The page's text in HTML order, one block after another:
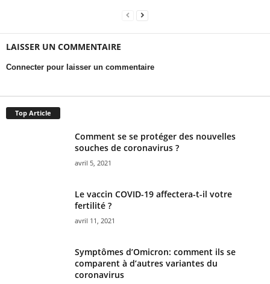
LAISSER UN COMMENTAIRE
Connecter pour laisser un commentaire
Top Article
Comment se se protéger des nouvelles
souches de coronavirus ?
avril 5, 2021
Le vaccin COVID-19 affectera-t-il votre
fertilité ?
avril 11, 2021
Symptômes d’Omicron: comment ils se
comparent à d’autres variantes du
coronavirus